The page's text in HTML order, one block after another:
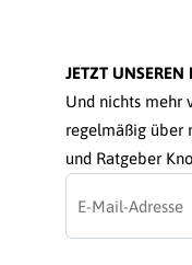
JETZT UNSEREN
Und nichts mehr
regelmäßig über
und Ratgeber